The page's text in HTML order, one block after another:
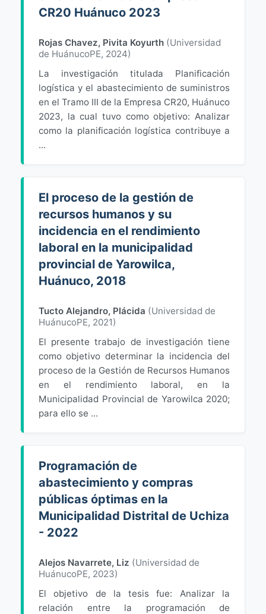
CR20 Huánuco 2023
Rojas Chavez, Pivita Koyurth (Universidad
de HuánucoPE, 2024)
La investigación titulada Planificación
logística y el abastecimiento de suministros
en el Tramo III de la Empresa CR20, Huánuco
2023, la cual tuvo como objetivo: Analizar
como la planificación logística contribuye a
...
El proceso de la gestión de
recursos humanos y su
incidencia en el rendimiento
laboral en la municipalidad
provincial de Yarowilca,
Huánuco, 2018
Tucto Alejandro, Plácida (Universidad de
HuánucoPE, 2021)
El presente trabajo de investigación tiene
como objetivo determinar la incidencia del
proceso de la Gestión de Recursos Humanos
en el rendimiento laboral, en la
Municipalidad Provincial de Yarowilca 2020;
para ello se ...
Programación de
abastecimiento y compras
públicas óptimas en la
Municipalidad Distrital de Uchiza
- 2022
Alejos Navarrete, Liz (Universidad de
HuánucoPE, 2023)
El objetivo de la tesis fue: Analizar la
relación entre la programación de